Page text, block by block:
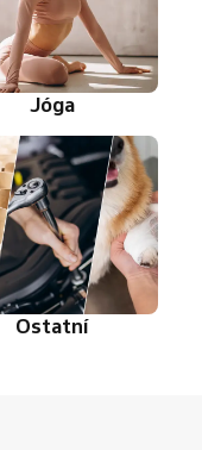
Jóga
Ostatní